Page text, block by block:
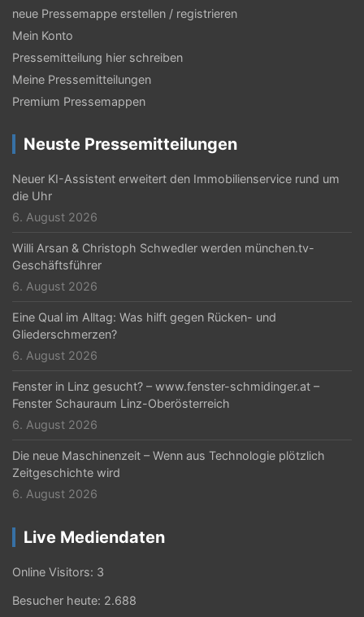
neue Pressemappe erstellen / registrieren
Mein Konto
Pressemitteilung hier schreiben
Meine Pressemitteilungen
Premium Pressemappen
Neuste Pressemitteilungen
Neuer KI-Assistent erweitert den Immobilienservice rund um
die Uhr
6. August 2026
Willi Arsan & Christoph Schwedler werden münchen.tv-
Geschäftsführer
6. August 2026
Eine Qual im Alltag: Was hilft gegen Rücken- und
Gliederschmerzen?
6. August 2026
Fenster in Linz gesucht? – www.fenster-schmidinger.at –
Fenster Schauraum Linz-Oberösterreich
6. August 2026
Die neue Maschinenzeit – Wenn aus Technologie plötzlich
Zeitgeschichte wird
6. August 2026
Live Mediendaten
Online Visitors: 3
Besucher heute: 2.688